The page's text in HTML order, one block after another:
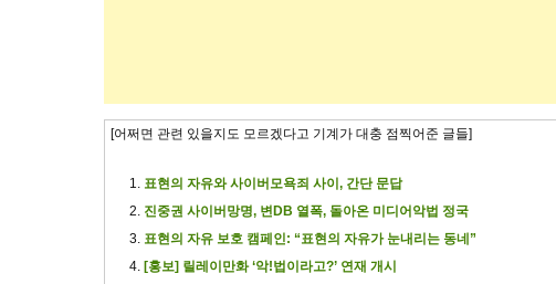
[어쩌면 관련 있을지도 모르겠다고 기계가 대충 점찍어준 글들]
표현의 자유와 사이버모욕죄 사이, 간단 문답
진중권 사이버망명, 변DB 열폭, 돌아온 미디어악법 정국
표현의 자유 보호 캠페인: “표현의 자유가 눈내리는 동네”
[홍보] 릴레이만화 ‘악!법이라고?’ 연재 개시